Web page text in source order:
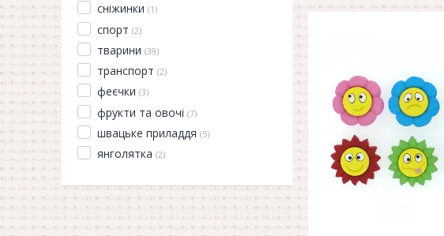
сніжинки (1)
спорт (2)
тварини (39)
транспорт (2)
феєчки (3)
фрукти та овочі (7)
швацьке приладдя (5)
янголятка (2)